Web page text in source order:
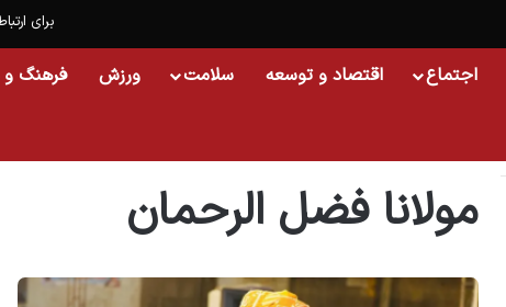
برای
اجتماع اقتصاد و توسعه سلامت ورزش فرهنگ و
مولانا فضل الرحمان